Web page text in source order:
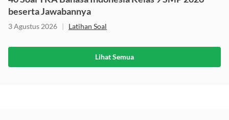
beserta Jawabannya
3 Agustus 2026 | Latihan Soal
Lihat Semua